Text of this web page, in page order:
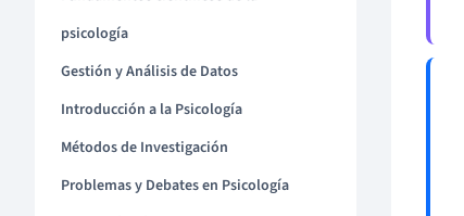
psicología
Gestión y Análisis de Datos
Introducción a la Psicología
Métodos de Investigación
Problemas y Debates en Psicología